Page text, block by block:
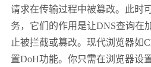
请求在传输过程中被篡改。此时
务，它们的作用是让DNS查询在
止被拦截或篡改。现代浏览器如
置DoH功能。你只需在浏览器设